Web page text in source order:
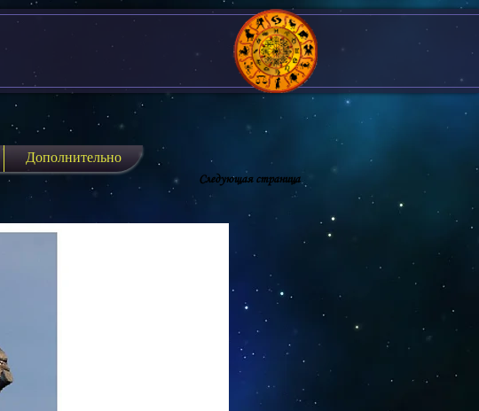
Дополнительно
Следующая страница